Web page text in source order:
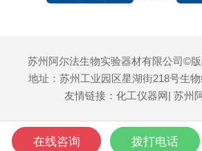
苏州阿尔法生物实验器材有限公司©
地址：苏州工业园区星湖街218号生
友情链接： 化工仪器网| 苏州
在线咨询 拨打电话